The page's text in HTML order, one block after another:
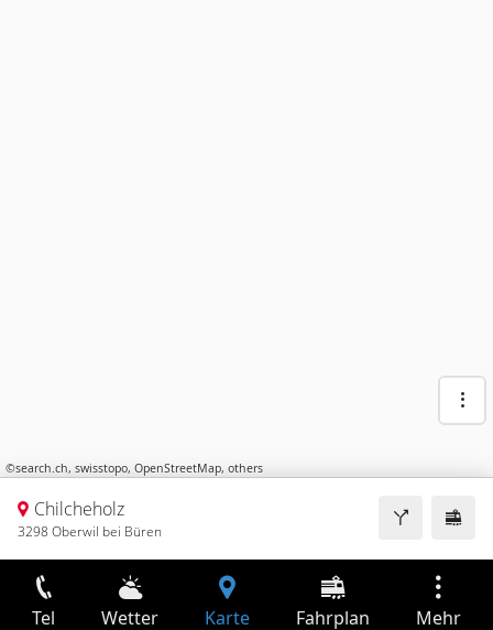
©search.ch, swisstopo, OpenStreetMap, others
Chilcheholz
3298 Oberwil bei Büren
Tel Wetter Karte Fahrplan Mehr